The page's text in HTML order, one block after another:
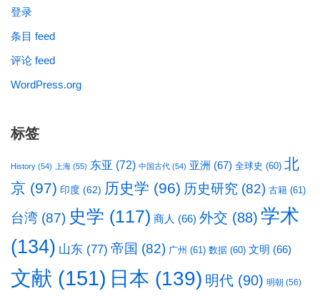
登录
条目 feed
评论 feed
WordPress.org
标签
History (54) 上海 (55) 东亚 (72) 中国古代 (54) 亚洲 (67) 全球史 (60) 北
京 (97) 印度 (62) 历史学 (96) 历史研究 (82) 古籍 (61)
台湾 (87) 史学 (117) 商人 (66) 外交 (88) 学术
(134) 山东 (77) 帝国 (82) 广州 (61) 数据 (60) 文明 (66)
文献 (151) 日本 (139) 明代 (90) 明朝 (56)